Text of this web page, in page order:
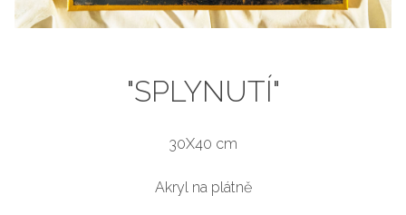
"SPLYNUTÍ"
30X40 cm
Akryl na plátně